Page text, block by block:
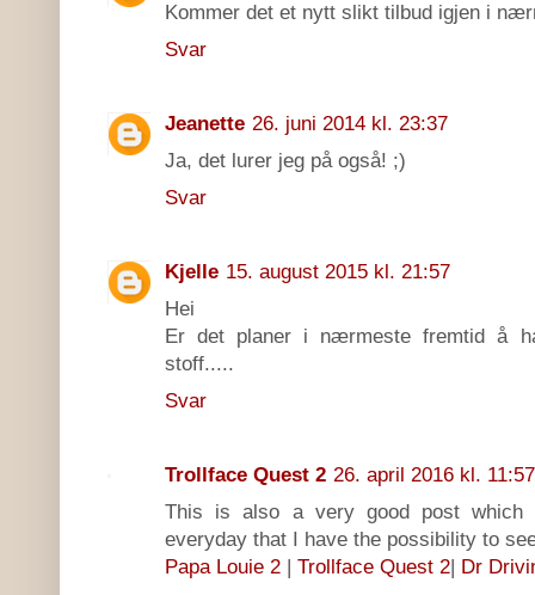
Kommer det et nytt slikt tilbud igjen i
Svar
Jeanette 26. juni 2014 kl. 23:37
Ja, det lurer jeg på også! ;)
Svar
Kjelle 15. august 2015 kl. 21:57
Hei
Er det planer i nærmeste fremtid å
stoff.....
Svar
Trollface Quest 2 26. april 2016 kl. 11:57
This is also a very good post
everyday that I have the possibility to
Papa Louie 2 | Trollface Quest 2| Dr